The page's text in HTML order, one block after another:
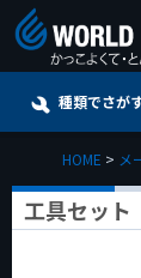
種類でさが
HOME メ
工具セット